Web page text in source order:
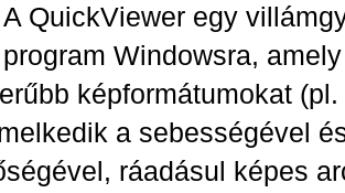
A QuickViewer egy
program Windowsra,
képformátumokat
a sebességével
ráadásul képes